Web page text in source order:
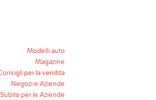
Modelli auto
Magazine
per la vendita
Negozi e Aziende
Subito per le Aziende